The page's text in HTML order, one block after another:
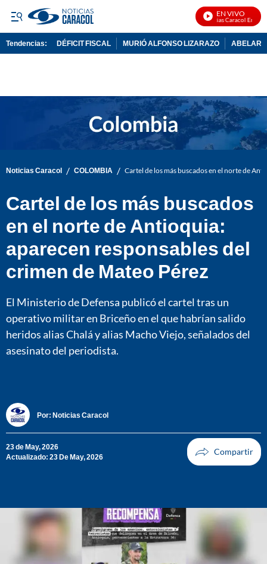
EN VIVO
Noticias Caracol En Vivo
Tendencias: DÉFICIT FISCAL MURIÓ ALFONSO LIZARAZO
Noticias Caracol / COLOMBIA / Cartel de los más buscados en el norte de
Cartel de los más buscados
en el norte de Antioquia:
aparecen responsables del
crimen de Mateo Pérez
El Ministerio de Defensa publicó el cartel tras un
operativo militar en Briceño en el que habrían salido
heridos alias Chalá y alias Macho Viejo, señalados del
asesinato del periodista.
Por: Noticias Caracol
23 de May, 2026
Actualizado: 23 De May, 2026